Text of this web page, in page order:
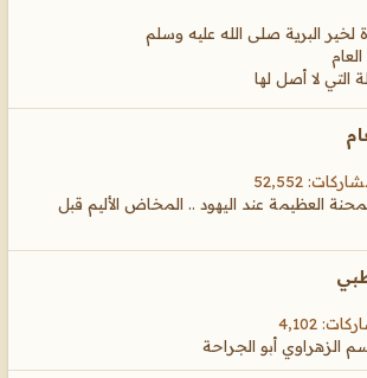
البرية صلى الله عليه وسلم
التي لا أصل لها
العظيمة عند اليهود .. المخاض الأليم قبل
الزهراوي أبو الجراحة